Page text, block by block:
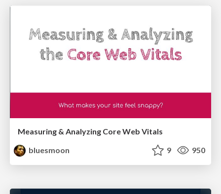
Measuring & Analyzing Core Web Vitals
bluesmoon
9 950